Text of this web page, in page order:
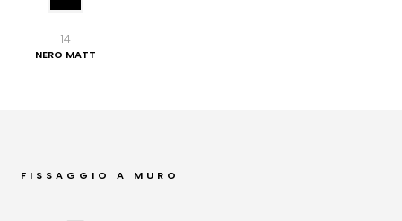
14
NERO MATT
FISSAGGIO A MURO